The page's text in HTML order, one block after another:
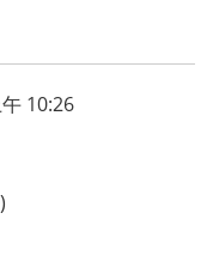
10:26